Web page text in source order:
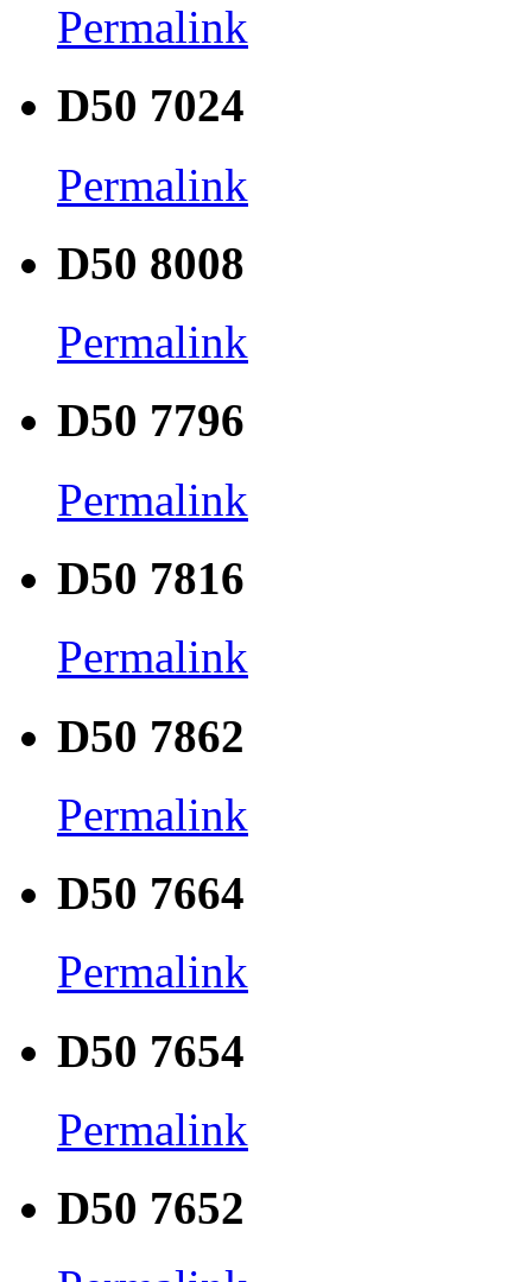
Permalink
D50 7024
Permalink
D50 8008
Permalink
D50 7796
Permalink
D50 7816
Permalink
D50 7862
Permalink
D50 7664
Permalink
D50 7654
Permalink
D50 7652